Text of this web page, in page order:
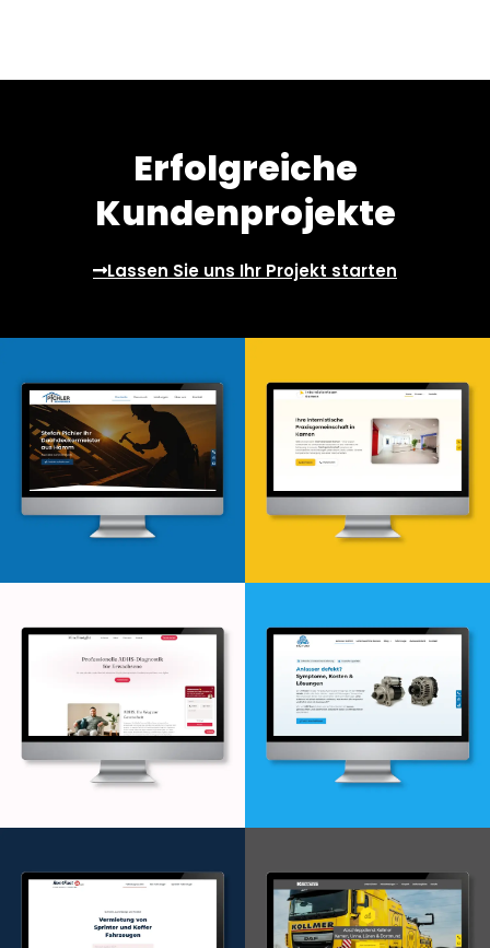
Erfolgreiche
Kundenprojekte
Lassen Sie uns Ihr Projekt starten
Webdesign & -entwicklung Webdesign & -entwicklung
Webdesign & -entwicklung Webdesign & -entwicklung